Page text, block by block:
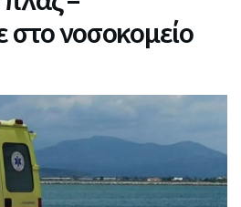
νοσοκομείο